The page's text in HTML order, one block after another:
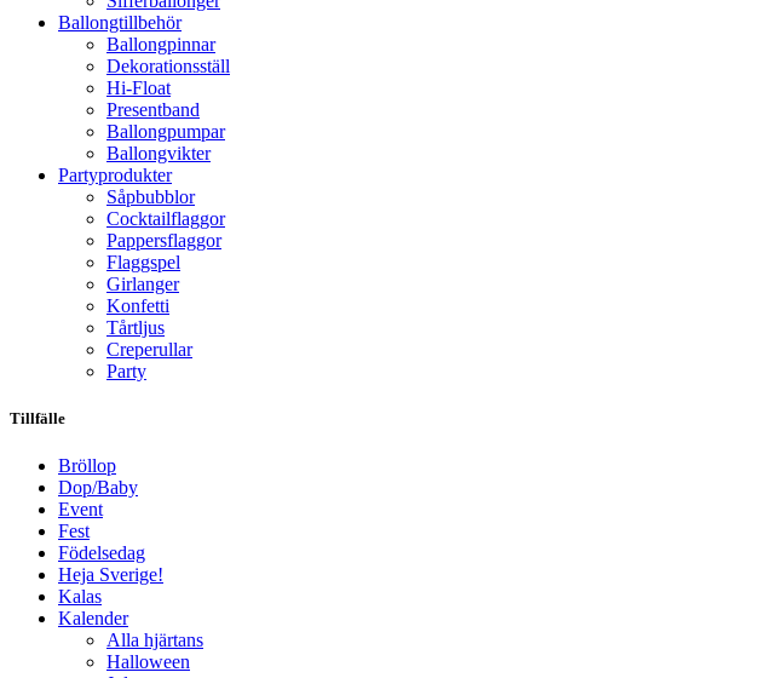
Ballong­tillbehör
Ballongpinnar
Dekorationsställ
Hi-Float
Presentband
Ballongpumpar
Ballong­vikter
Party­­produkter
Såpbubblor
Cocktail­flaggor
Pappers­flaggor
Flaggspel
Girlanger
Konfetti
Tårtljus
Creperullar
Party
Tillfälle
Bröllop
Dop/Baby
Event
Fest
Födelsedag
Heja Sverige!
Kalas
Kalender
Alla hjärtans
Halloween